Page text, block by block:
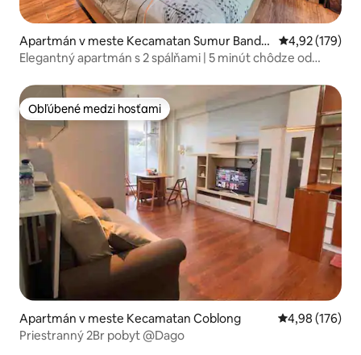
Apartmán v meste Kecamatan Sumur Bandu
ng
Priemerné
4,92 (179)
Elegantný apartmán s 2 spálňami | 5 minút chôdze od
Obľúbené medzi hosťami
Obľúbené medzi hosťami
Apartmán v meste Kecamatan Coblong Priemerné
4,98 (176)
Priestranný 2Br pobyt @Dago